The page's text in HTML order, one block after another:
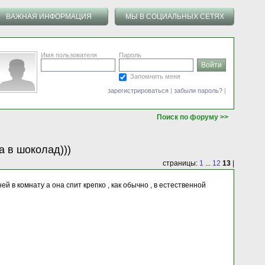
ВАЖНАЯ ИНФОРМАЦИЯ МЫ В СОЦИАЛЬНЫХ СЕТЯХ
Имя пользователя Пароль
Запомнить меня
зарегистрироваться | забыли пароль? |
Поиск по форуму >>
в шоколад)))
страницы: 1 ... 12 13
комнату а она спит крепко , как обычно , в естественной